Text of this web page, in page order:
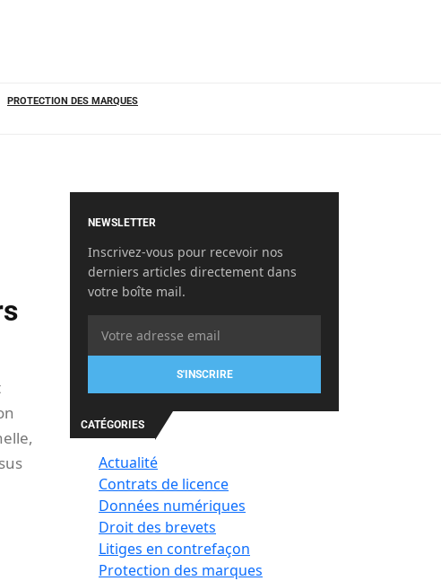
PROTECTION DES MARQUES
NEWSLETTER
Inscrivez-vous pour recevoir nos
derniers articles directement dans
votre boîte mail.
S'INSCRIRE
CATÉGORIES
Actualité
Contrats de licence
Données numériques
Droit des brevets
Litiges en contrefaçon
Protection des marques